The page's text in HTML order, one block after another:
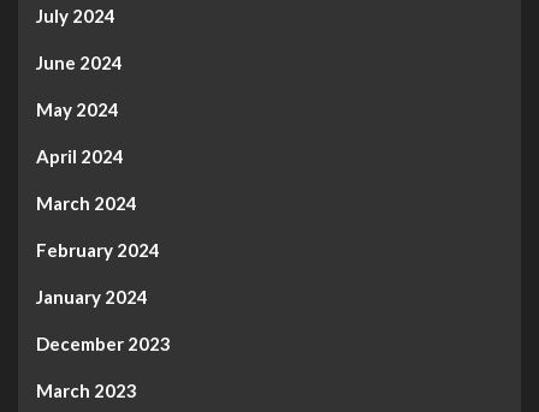
July 2024
June 2024
May 2024
April 2024
March 2024
February 2024
January 2024
December 2023
March 2023